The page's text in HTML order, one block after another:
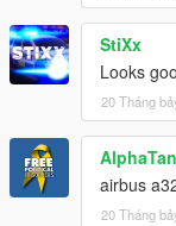
StiXx
Looks
20 Tháng
airbus
20 Tháng